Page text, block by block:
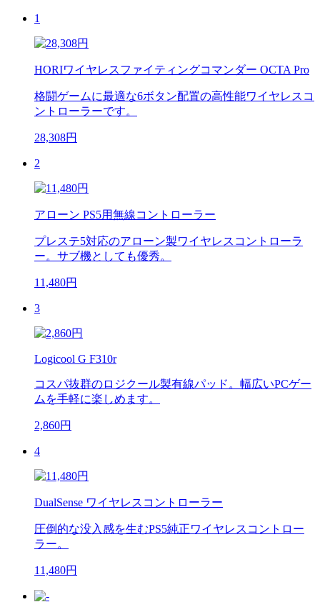
1
HORIワイヤレスファイティングコマンダー OCTA Pro
格闘ゲームに最適な6ボタン配置の高性能ワイヤレスコ
ントローラーです。
28,308円
2
アローン PS5用無線コントローラー
プレステ5対応のアローン製ワイヤレスコントローラ
ー。サブ機としても優秀。
11,480円
3
Logicool G F310r
コスパ抜群のロジクール製有線パッド。幅広いPCゲー
ムを手軽に楽しめます。
2,860円
4
DualSense ワイヤレスコントローラー
圧倒的な没入感を生むPS5純正ワイヤレスコントロー
ラー。
11,480円